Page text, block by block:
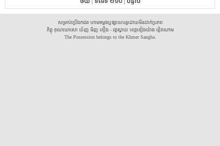
សម្រាប់ប្រើឯកជន ហាមចម្លងឬផ្សាយបន្តដោយមិនដាក់ប្រភព
ភិក្ខុ គុណឃោសោ យ័ញ មិញ គឿង - វត្តស្វាយ ខេត្តគៀងយ៉ាង វៀតណាម
The Possession belongs to the Khmer Sangha.